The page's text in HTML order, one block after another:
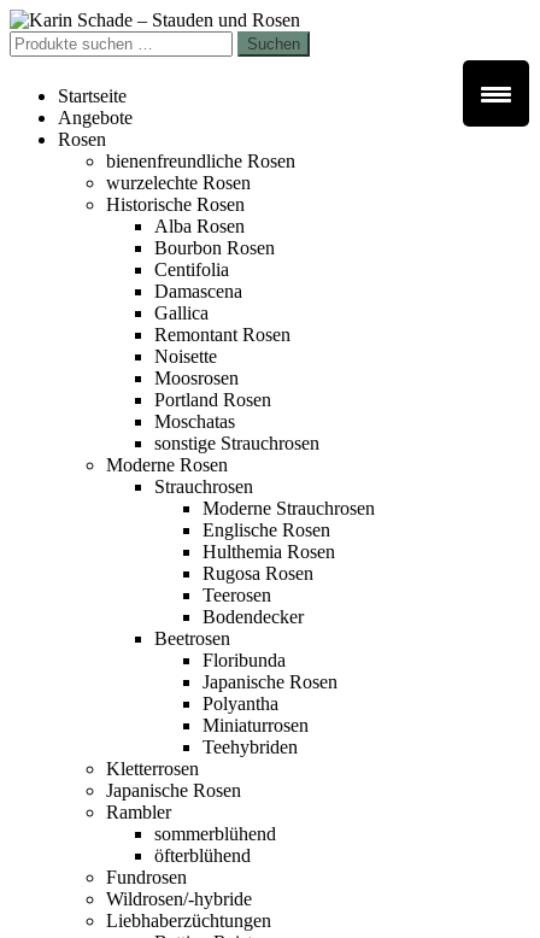
Zur
Navigation
springen
Zum
Inhalt
springen
Suchen
nach:
Suchen
Startseite
Angebote
Rosen
bienenfreundliche Rosen
wurzelechte Rosen
Historische Rosen
Alba Rosen
Bourbon Rosen
Centifolia
Damascena
Gallica
Remontant Rosen
Noisette
Moosrosen
Portland Rosen
Moschatas
sonstige Strauchrosen
Moderne Rosen
Strauchrosen
Moderne Strauchrosen
Englische Rosen
Hulthemia Rosen
Rugosa Rosen
Teerosen
Bodendecker
Beetrosen
Floribunda
Japanische Rosen
Polyantha
Miniaturrosen
Teehybriden
Kletterrosen
Japanische Rosen
Rambler
sommerblühend
öfterblühend
Fundrosen
Wildrosen/-hybride
Liebhaberzüchtungen